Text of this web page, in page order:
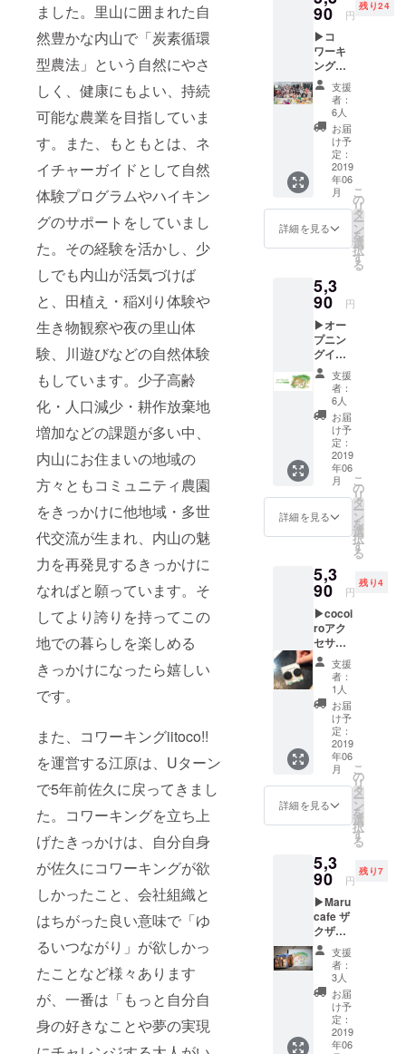
ました。里山に囲まれた自
然豊かな内山で「炭素循環
型農法」という自然にやさ
しく、健康にもよい、持続
可能な農業を目指していま
す。また、もともとは、ネ
イチャーガイドとして自然
体験プログラムやハイキン
グのサポートをしていまし
た。その経験を活かし、少
しでも内山が活気づけば
と、田植え・稲刈り体験や
生き物観察や夜の里山体
験、川遊びなどの自然体験
もしています。少子高齢
化・人口減少・耕作放棄地
増加などの課題が多い中、
内山にお住まいの地域の
方々ともコミュニティ農園
をきっかけに他地域・多世
代交流が生まれ、内山の魅
力を再発見するきっかけに
なればと願っています。そ
してより誇りを持ってこの
地での暮らしを楽しめる
きっかけになったら嬉しい
です。
また、コワーキングiitoco!!
を運営する江原は、Uターン
で5年前佐久に戻ってきまし
た。コワーキングを立ち上
げたきっかけは、自分自身
が佐久にコワーキングが欲
しかったこと、会社組織と
はちがった良い意味で「ゆ
るいつながり」が欲しかっ
たことなど様々あります
が、一番は「もっと自分自
身の好きなことや夢の実現
を心を
込めて
お送り
しま
す。
(2019年
7月～8
月ころ
を予
定）
90 円
残り24
▶コ
ワーキ
ング
iitoco!!
ドロッ
プイン6
日券
orイベ
ントス
ペース6
時間利
用券
+お礼
メール
◀ コ
ワーキ
iitoco!!
のフ
リース
ペース
のド
ロップ
イン
（一時
利用）6
日分、
また
は、イ
ベント
スペー
ス（定
員2～15
名程
用6時間
ご利用
ができ
ます。
2019年
6月より
随時ご
利用が
可能で
す。 ま
た、コ
ミュニ
ティ農
園の活
動が始
まった
ころの
に、ク
ラウド
ディン
グへの
お礼
メール
を心を
込めて
お送り
しま
す。
（2019
支援
者：
6人
お届
け予
定：
2019
年06
月
詳細を見る
こ
の
リ
タ
ー
ン
を
選
択
す
る
5,3
90 円
▶オー
プニン
グイベ
ント参
加券◀
うちや
まコ
ミュニ
ティ農
園の
オープ
ニング
イベン
トにご
参加い
ただけ
2019年
6月を予
定して
おりま
す。 ま
た、日
程等の
都合で
オープ
ニング
イベン
トに参
加でき
ない場
合は、
うちや
まコ
催する
イベン
トに振
替でご
参加い
ただけ
ます。
支援
者：
6人
お届
け予
定：
2019
年06
月
詳細を見る
こ
の
リ
タ
ー
ン
を
選
択
す
る
5,3
90 円
残り4
▶cocoi
roアク
セサ
リー
+お礼
メール
◀ コ
ワーキ
ング
iitoco!!
での出
会いか
ら生ま
れたコ
ラボブ
ランド
【cocoi
ro】さ
んの、
革で
作った
花と、
ガラス
を組み
合わせ
たアク
セサ
リーで
す。ガ
ラスと
支援
者：
1人
お届
け予
定：
2019
年06
月
詳細を見る
こ
の
リ
タ
ー
ン
を
選
択
す
る
5,3
90 円
残り7
▶Maru
cafe ザ
クザク
クッ
キー＆
ボーロ
セッ
ト +お
礼メー
ル◀ 佐
久市平
支援
者：
3人
お届
け予
定：
2019
年06